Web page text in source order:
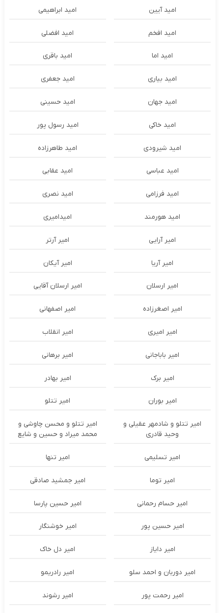
امید آیین امید ابراهیمی
امید افخم امید افضلی
امید اما امید باقری
امید بیاری امید جعفری
امید جهان امید حسینی
امید خاکی امید رسول پور
امید شیرودی امید طاهرزاده
امید عباسی امید عقابی
امید فرزامی امید نصری
امید هورمند امیدامیری
امیر آرایی امیر آرتر
امیر آریا امیر آیکان
امیر ارسلان امیر ارسلان آقایی
امیر اصغرزاده امیر اصفهانی
امیر امیری امیر انقلاب
امیر باباجانی امیر برهانی
امیر برک امیر بهادر
امیر بوران امیر تتلو
امیر تتلو و شادمهر عقیلی و
وحید قادری
امیر تتلو و محسن چاوشی و
محمد میراد و حسین و شایع
امیر تسلیمی امیر تنها
امیر توما امیر جمشید صادقی
امیر حسام رحمانی امیر حسین پارسا
امیر حسین پور امیر خوشنگار
امیر دایاز امیر دل خاک
امیر دوربان و احمد سلو امیر رادریمو
امیر رحمت پور امیر رشوند